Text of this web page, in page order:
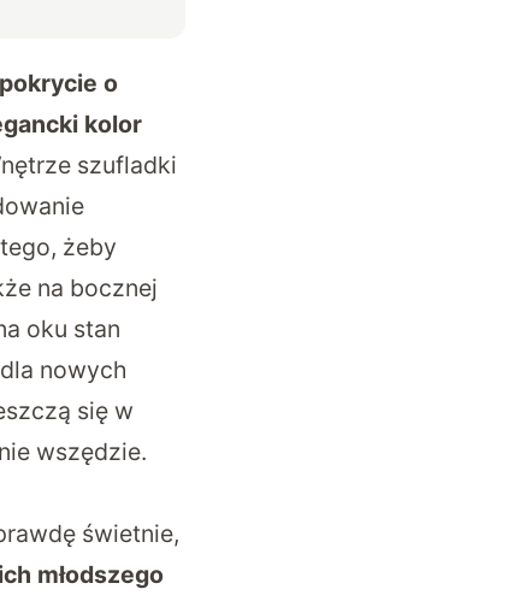
o
kolor
szufladki
żeby
na bocznej
oku stan
nowych
się w
wszędzie.
świetnie,
młodszego